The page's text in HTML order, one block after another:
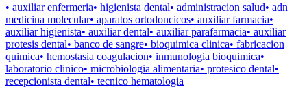
• auxiliar enfermeria• higienista dental• administracion salud• adn
medicina molecular• aparatos ortodoncicos• auxiliar farmacia•
auxiliar higienista• auxiliar dental• auxiliar parafarmacia• auxiliar
protesis dental• banco de sangre• bioquimica clinica• fabricacion
quimica• hemostasia coagulacion• inmunologia bioquimica•
laboratorio clinico• microbiologia alimentaria• protesico dental•
recepcionista dental• tecnico hematologia